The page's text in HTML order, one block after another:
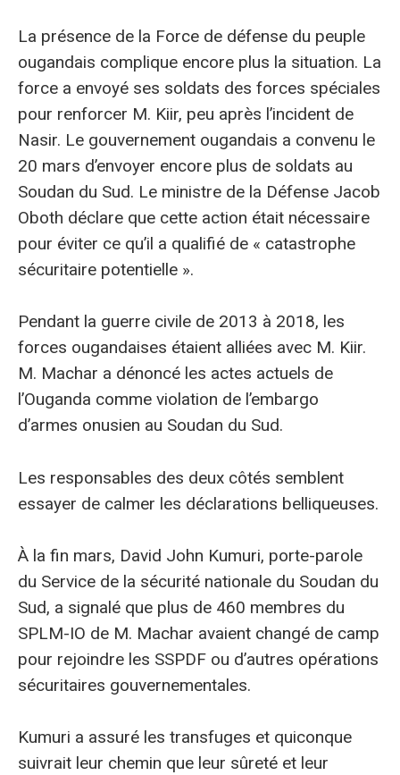
La présence de la Force de défense du peuple
ougandais complique encore plus la situation. La
force a envoyé ses soldats des forces spéciales
pour renforcer M. Kiir, peu après l’incident de
Nasir. Le gouvernement ougandais a convenu le
20 mars d’envoyer encore plus de soldats au
Soudan du Sud. Le ministre de la Défense Jacob
Oboth déclare que cette action était nécessaire
pour éviter ce qu’il a qualifié de « catastrophe
sécuritaire potentielle ».
Pendant la guerre civile de 2013 à 2018, les
forces ougandaises étaient alliées avec M. Kiir.
M. Machar a dénoncé les actes actuels de
l’Ouganda comme violation de l’embargo
d’armes onusien au Soudan du Sud.
Les responsables des deux côtés semblent
essayer de calmer les déclarations belliqueuses.
À la fin mars, David John Kumuri, porte-parole
du Service de la sécurité nationale du Soudan du
Sud, a signalé que plus de 460 membres du
SPLM-IO de M. Machar avaient changé de camp
pour rejoindre les SSPDF ou d’autres opérations
sécuritaires gouvernementales.
Kumuri a assuré les transfuges et quiconque
suivrait leur chemin que leur sûreté et leur